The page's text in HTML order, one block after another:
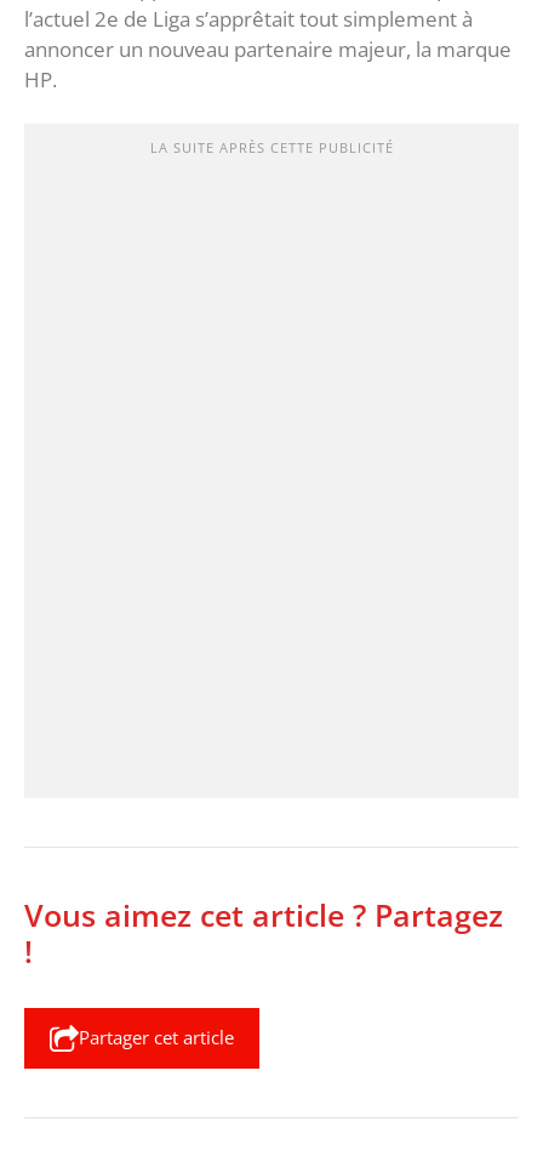
l’actuel 2e de Liga s’apprêtait tout simplement à
annoncer un nouveau partenaire majeur, la marque
HP.
LA SUITE APRÈS CETTE PUBLICITÉ
Vous aimez cet article ? Partagez
!
Partager cet article